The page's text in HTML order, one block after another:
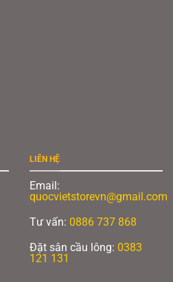
LIÊN HỆ
Email:
quocvietstorevn@gmail.com
Tư vấn: 0886 737 868
Đặt sân cầu lông: 0383
121 131